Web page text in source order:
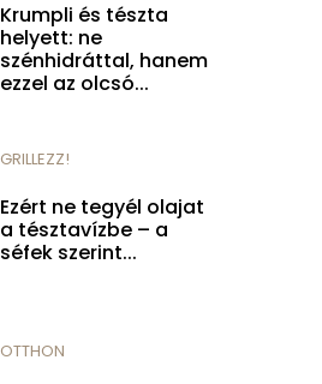
Krumpli és tészta
helyett: ne
szénhidráttal, hanem
ezzel az olcsó...
GRILLEZZ!
Ezért ne tegyél olajat
a tésztavízbe – a
séfek szerint...
OTTHON